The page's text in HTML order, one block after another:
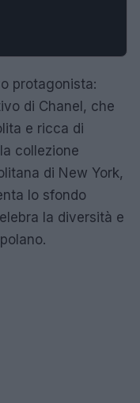
protagonista:
di Chanel, che
e ricca di
collezione
di New York,
lo sfondo
la diversità e